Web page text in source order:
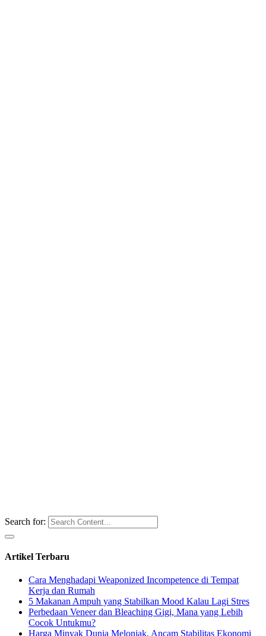
Search for:
Artikel Terbaru
Cara Menghadapi Weaponized Incompetence di Tempat
Kerja dan Rumah
5 Makanan Ampuh yang Stabilkan Mood Kalau Lagi Stres
Perbedaan Veneer dan Bleaching Gigi, Mana yang Lebih
Cocok Untukmu?
Harga Minyak Dunia Melonjak, Ancam Stabilitas Ekonomi